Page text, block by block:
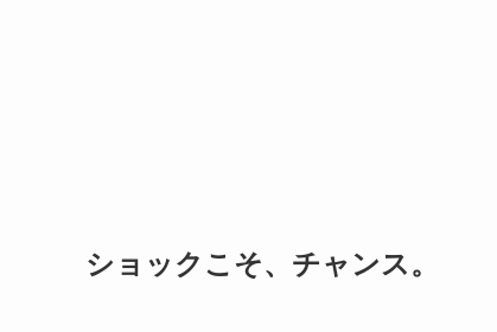
ショックこそ、チャンス。